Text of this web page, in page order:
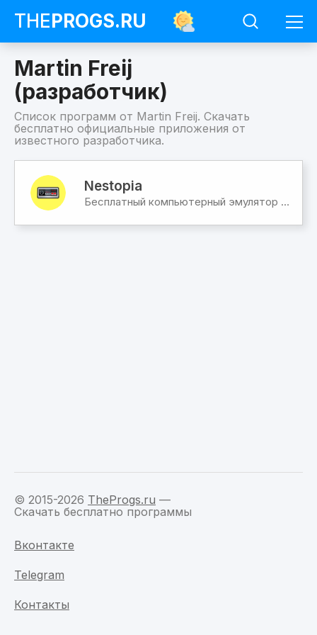
THEPROGS.RU
Martin Freij
(разработчик)
Список программ от Martin Freij. Скачать
бесплатно официальные приложения от
известного разработчика.
Martin
Freij
(разработчик)
Nestopia
Бесплатный компьютерный эмулятор ретро-игр приставки NES, Famicom (Dendy)
© 2015-2026 TheProgs.ru —
Скачать бесплатно программы
Вконтакте
Telegram
Контакты